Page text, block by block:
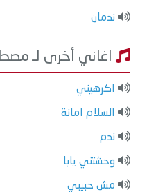
ندمان
اغاني أخرى لـ
اكرهيني
السلام امانة
ندم
وحشتني يابا
مش حبيبي